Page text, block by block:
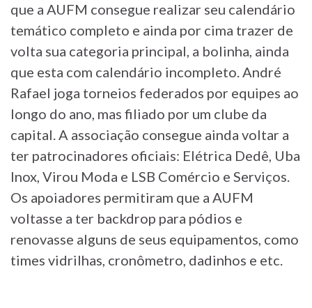
que a AUFM consegue realizar seu calendário
temático completo e ainda por cima trazer de
volta sua categoria principal, a bolinha, ainda
que esta com calendário incompleto. André
Rafael joga torneios federados por equipes ao
longo do ano, mas filiado por um clube da
capital. A associação consegue ainda voltar a
ter patrocinadores oficiais: Elétrica Dedê, Uba
Inox, Virou Moda e LSB Comércio e Serviços.
Os apoiadores permitiram que a AUFM
voltasse a ter backdrop para pódios e
renovasse alguns de seus equipamentos, como
times vidrilhas, cronômetro, dadinhos e etc.